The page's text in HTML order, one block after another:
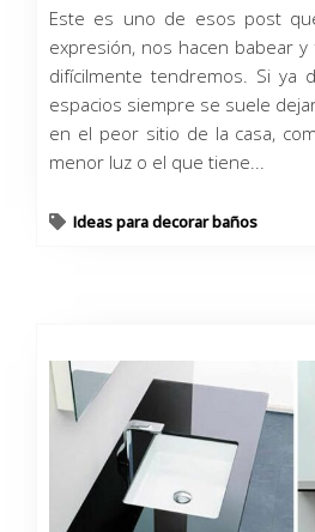
Este es uno de esos post
expresión, nos hacen babear
difícilmente tendremos. Si ya
espacios siempre se suele
en el peor sitio de la casa,
menor luz o el que tiene...
Ideas para decorar baños